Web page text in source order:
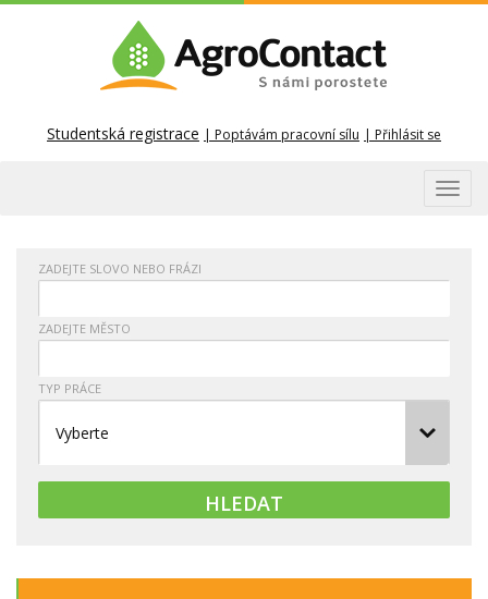
Studentská registrace Poptávám pracovní sílu Přihlásit se
ZADEJTE SLOVO NEBO FRÁZI
ZADEJTE MĚSTO
TYP PRÁCE